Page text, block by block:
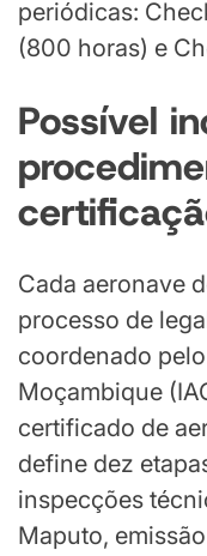
periódicas:
(800 horas) e
Possível
Cada aeronave
processo de
coordenado
Moçambique
certificado de
define dez
inspecções
Maputo,